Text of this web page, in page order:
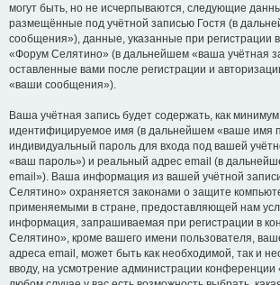
могут быть, но не исчерпываются, следующие
размещённые под учётной записью Гостя (в
сообщения»), данные, указанные при регистрации
«Форум Селятино» (в дальнейшем «ваша учётная
оставленные вами после регистрации и
«ваши сообщения»).
Ваша учётная запись будет содержать, как
идентифицируемое имя (в дальнейшем «ваше имя
индивидуальный пароль для входа под вашей
«ваш пароль») и реальный адрес email (в
email»). Ваша информация из вашей учётной
Селятино» охраняется законами о защите
применяемыми в стране, предоставляющей нам
информация, запрашиваемая при регистрации в
Селятино», кроме вашего имени пользователя,
адреса email, может быть как необходимой, так и
вводу, на усмотрение администрации